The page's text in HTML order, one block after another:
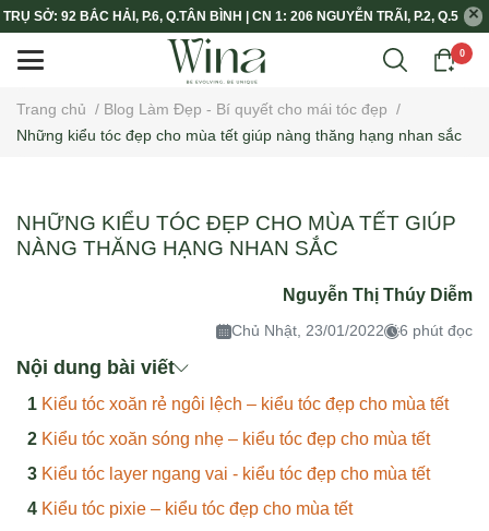
TRỤ SỞ: 92 BẮC HẢI, P.6, Q.TÂN BÌNH | CN 1: 206 NGUYỄN TRÃI, P.2, Q.5
0
Trang chủ / Blog Làm Đẹp - Bí quyết cho mái tóc đẹp /
Những kiểu tóc đẹp cho mùa tết giúp nàng thăng hạng nhan sắc
NHỮNG KIỂU TÓC ĐẸP CHO MÙA TẾT GIÚP
NÀNG THĂNG HẠNG NHAN SẮC
Nguyễn Thị Thúy Diễm
Chủ Nhật, 23/01/2022 6 phút đọc
Nội dung bài viết
Kiểu tóc xoăn rẻ ngôi lệch – kiểu tóc đẹp cho mùa tết
Kiểu tóc xoăn sóng nhẹ – kiểu tóc đẹp cho mùa tết
Kiểu tóc layer ngang vai - kiểu tóc đẹp cho mùa tết
Kiểu tóc pixie – kiểu tóc đẹp cho mùa tết